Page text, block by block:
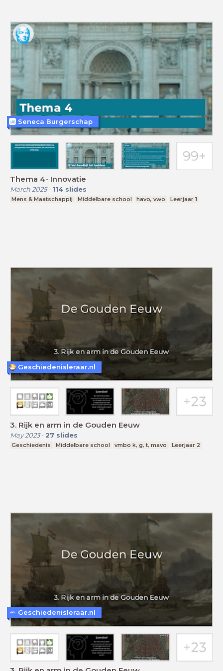
Thema 4- Innovatie
March 2025- 114 slides
Mens & Maatschappij Middelbare school havo, vwo Leerjaar 1
Seneca Burgerschap
3. Rijk en arm in de Gouden Eeuw
May 2023- 27 slides
Geschiedenis Middelbare school vmbo k, g, t, mavo Leerjaar 2
Geschiedenisleraar.nl
Geschiedenisleraar.nl